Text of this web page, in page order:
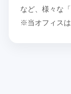
など、様々な
※当オフィスは